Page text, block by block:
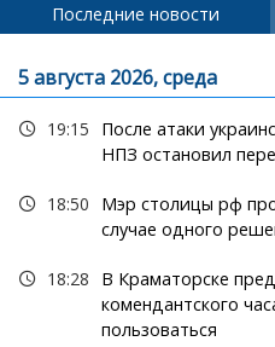
Последние новости
5 августа 2026, среда
19:15
После атаки
НПЗ остановил
18:50
Мэр столицы рф
случае одного
18:28
В Краматорске
комендантского
пользоваться